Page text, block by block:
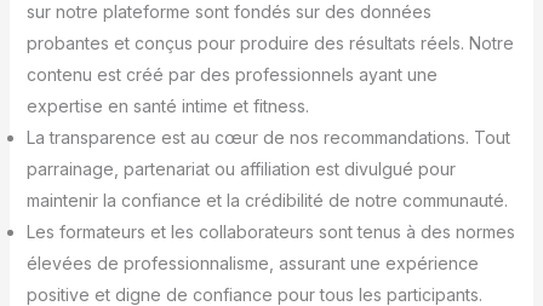
sur notre plateforme sont fondés sur des données
probantes et conçus pour produire des résultats réels. Notre
contenu est créé par des professionnels ayant une
expertise en santé intime et fitness.
La transparence est au cœur de nos recommandations. Tout
parrainage, partenariat ou affiliation est divulgué pour
maintenir la confiance et la crédibilité de notre communauté.
Les formateurs et les collaborateurs sont tenus à des normes
élevées de professionnalisme, assurant une expérience
positive et digne de confiance pour tous les participants.